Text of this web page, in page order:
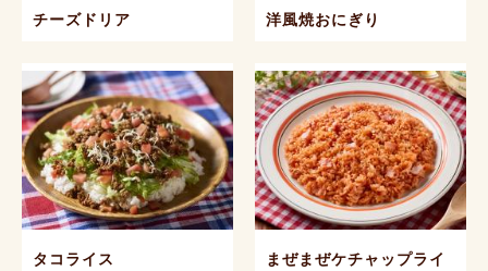
チーズドリア 洋風焼おにぎり
タコライス
まぜまぜケチャップライ